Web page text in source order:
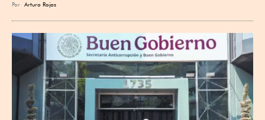
Por Arturo Rojas